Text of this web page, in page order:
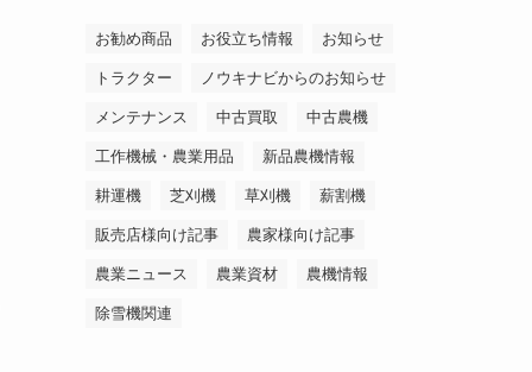
お勧め商品 お役立ち情報 お知らせ
トラクター ノウキナビからのお知らせ
メンテナンス 中古買取 中古農機
工作機械・農業用品 新品農機情報
耕運機 芝刈機 草刈機 薪割機
販売店様向け記事 農家様向け記事
農業ニュース 農業資材 農機情報
除雪機関連